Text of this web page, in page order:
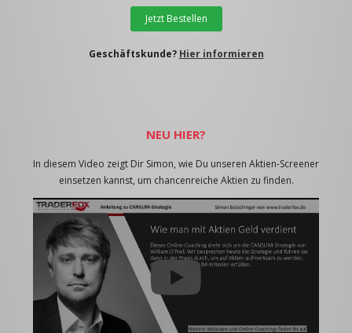
Jetzt Bestellen
Geschäftskunde? Hier informieren
NEU HIER?
In diesem Video zeigt Dir Simon, wie Du unseren Aktien-Screener
einsetzen kannst, um chancenreiche Aktien zu finden.